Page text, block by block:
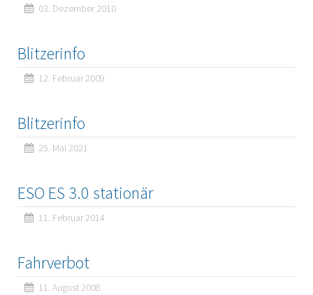
03. Dezember 2010
Blitzerinfo
12. Februar 2009
Blitzerinfo
25. Mai 2021
ESO ES 3.0 stationär
11. Februar 2014
Fahrverbot
11. August 2008